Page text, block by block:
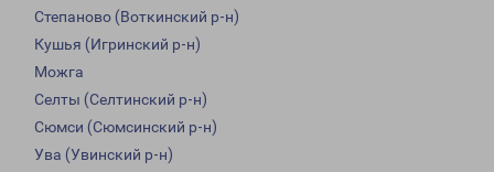
Степаново (Воткинский р-н)
Кушья (Игринский р-н)
Можга
Селты (Селтинский р-н)
Сюмси (Сюмсинский р-н)
Ува (Увинский р-н)